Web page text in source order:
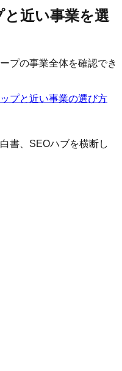
近い事業を選
プの事業全体を確認でき
プと近い事業の選び方
書、SEOハブを横断し